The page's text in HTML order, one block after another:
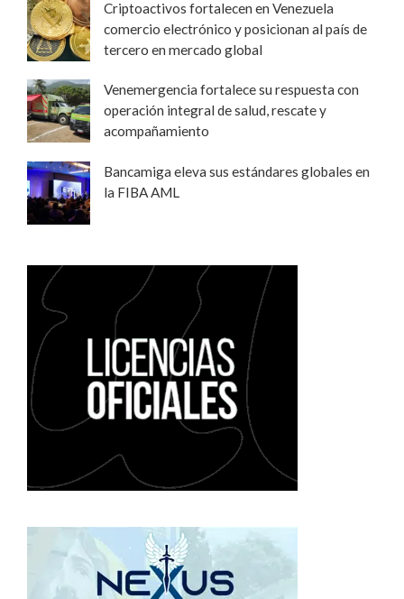
Criptoactivos fortalecen en Venezuela
comercio electrónico y posicionan al país de
tercero en mercado global
Venemergencia fortalece su respuesta con
operación integral de salud, rescate y
acompañamiento
Bancamiga eleva sus estándares globales en
la FIBA AML